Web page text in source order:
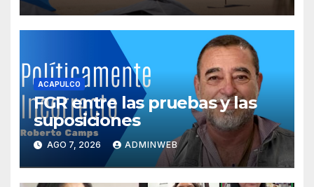
ACAPULCO
FGR entre las pruebas y las
suposiciones
AGO 7, 2026 ADMINWEB